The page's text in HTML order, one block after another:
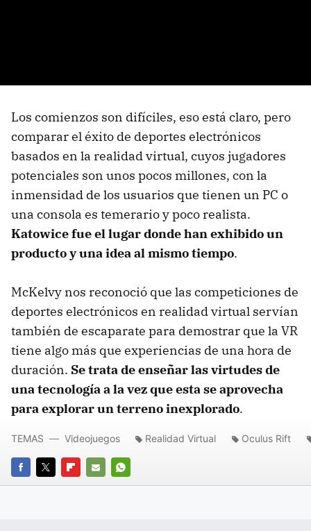
Los comienzos son difíciles, eso está claro, pero
comparar el éxito de deportes electrónicos
basados en la realidad virtual, cuyos jugadores
potenciales son unos pocos millones, con la
inmensidad de los usuarios que tienen un PC o
una consola es temerario y poco realista.
Katowice fue el lugar donde han exhibido un
producto y una idea al mismo tiempo.
McKelvy nos reconoció que las competiciones de
deportes electrónicos en realidad virtual servían
también de escaparate para demostrar que la VR
tiene algo más que experiencias de una hora de
duración. Se trata de enseñar las virtudes de
una tecnología a la vez que esta se aprovecha
para explorar un terreno inexplorado.
FACEBOOK
TWITTERFLIPBOARD
E-
WHATSAPP
TEMAS Videojuegos Realidad Virtual Oculus Rift